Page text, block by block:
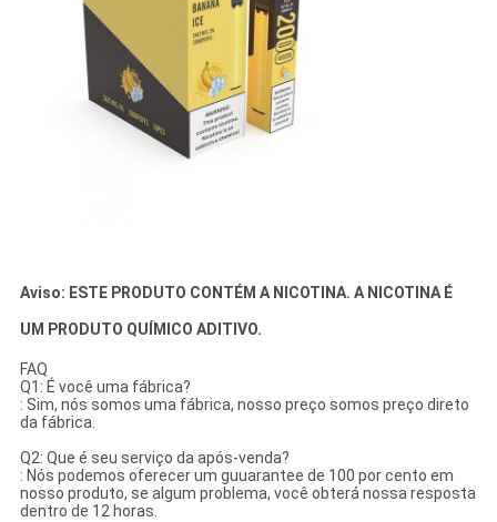
Aviso: ESTE PRODUTO CONTÉM A NICOTINA. A NICOTINA É
UM PRODUTO QUÍMICO ADITIVO.
FAQ
Q1: É você uma fábrica?
: Sim, nós somos uma fábrica, nosso preço somos preço direto
da fábrica.
Q2: Que é seu serviço da após-venda?
: Nós podemos oferecer um guuarantee de 100 por cento em
nosso produto, se algum problema, você obterá nossa resposta
dentro de 12 horas.